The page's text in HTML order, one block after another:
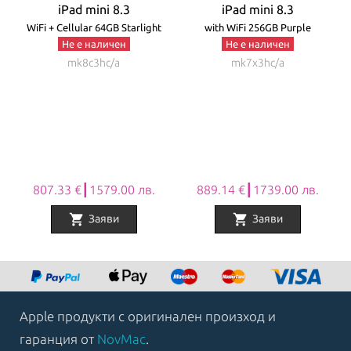
iPad mini 8.3
WiFi + Cellular 64GB Starlight
Не е наличен
mk8c3hc/a
807.33 €┃1579.00 лв.
shopping_cart Заяви
iPad mini 8.3
with WiFi 256GB Purple
Не е наличен
mk7x3hc/a
889.14 €┃1739.00 лв.
shopping_cart Заяви
8
Apple продукти с оригинален произход и
гаранция от NovMac.